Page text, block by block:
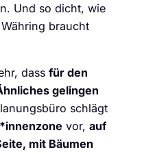
Und so dicht, wie
braucht
dass für den
gelingen
schlägt
vor, auf
mit Bäumen